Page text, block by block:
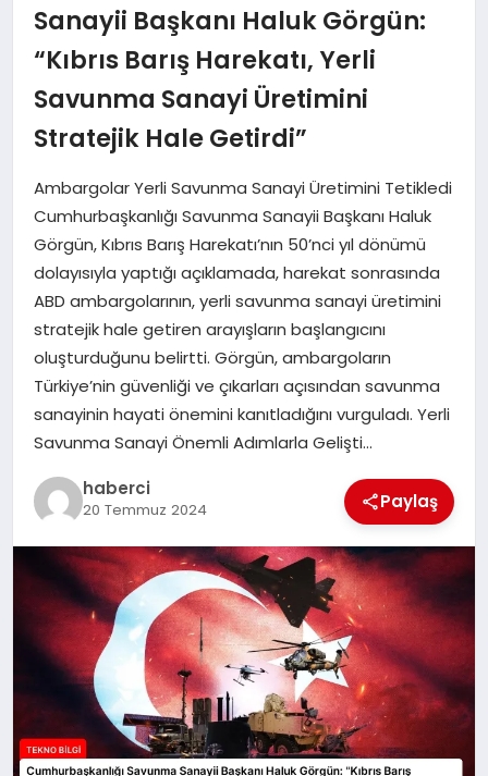
MAGAZIN
SAĞLIK
SIYASET
TEKNOLOJI
Sanayii Başkanı Haluk Görgün:
“Kıbrıs Barış Harekatı, Yerli
Savunma Sanayi Üretimini
Stratejik Hale Getirdi”
Ambargolar Yerli Savunma Sanayi Üretimini Tetikledi
Cumhurbaşkanlığı Savunma Sanayii Başkanı Haluk
Görgün, Kıbrıs Barış Harekatı’nın 50’nci yıl dönümü
dolayısıyla yaptığı açıklamada, harekat sonrasında
ABD ambargolarının, yerli savunma sanayi üretimini
stratejik hale getiren arayışların başlangıcını
oluşturduğunu belirtti. Görgün, ambargoların
Türkiye’nin güvenliği ve çıkarları açısından savunma
sanayinin hayati önemini kanıtladığını vurguladı. Yerli
Savunma Sanayi Önemli Adımlarla Gelişti…
haberci
20 Temmuz 2024 Paylaş